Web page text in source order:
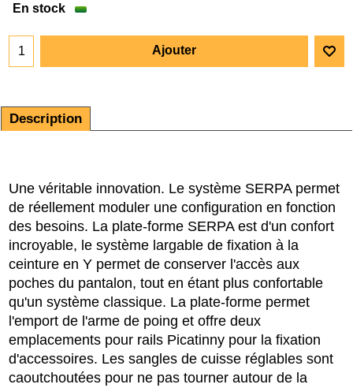
En stock
Ajouter
Description
Une véritable innovation. Le système SERPA permet
de réellement moduler une configuration en fonction
des besoins. La plate-forme SERPA est d'un confort
incroyable, le système largable de fixation à la
ceinture en Y permet de conserver l'accès aux
poches du pantalon, tout en étant plus confortable
qu'un système classique. La plate-forme permet
l'emport de l'arme de poing et offre deux
emplacements pour rails Picatinny pour la fixation
d'accessoires. Les sangles de cuisse réglables sont
caoutchoutées pour ne pas tourner autour de la